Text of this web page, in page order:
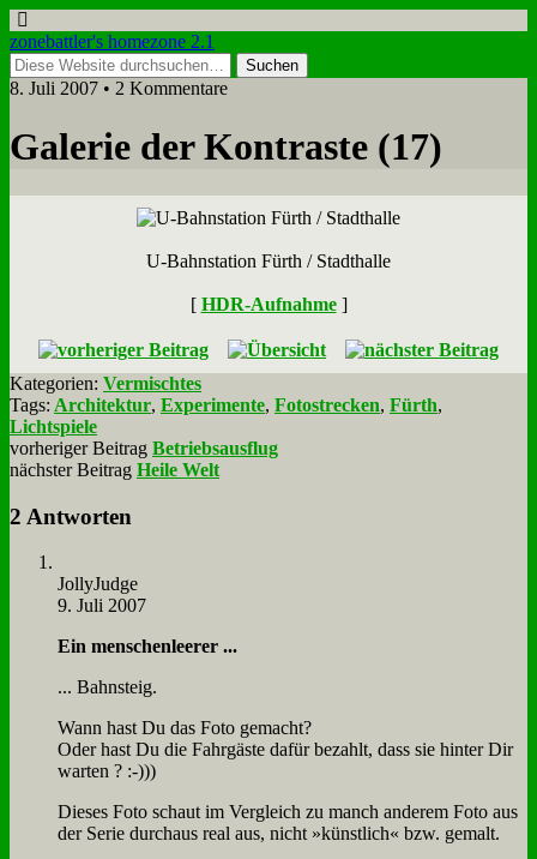
zonebattler's homezone 2.1
8. Juli 2007 • 2 Kommentare
Ga­le­rie der Kon­tra­ste (17)
U‑Bahnstation Fürth / Stadt­hal­le
[ HDR-Auf­nah­me]
Kategorien: Vermischtes
Tags: Architektur, Experimente, Fotostrecken, Fürth,
Lichtspiele
vorheriger Beitrag Betriebsausflug
nächster Beitrag Heile Welt
2 Antworten
Jol­ly­Judge
9. Juli 2007
Ein men­schen­lee­rer ...
... Bahn­steig.
Wann hast Du das Fo­to ge­macht?
Oder hast Du die Fahr­gä­ste da­für be­zahlt, dass sie hin­ter Dir
war­ten ? :-)))
Die­ses Fo­to schaut im Ver­gleich zu manch an­de­rem Fo­to aus
der Se­rie durch­aus re­al aus, nicht »künst­lich« bzw. ge­malt.